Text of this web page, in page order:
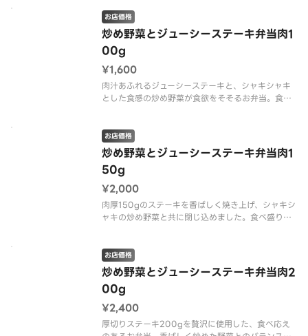
炒め野菜とジューシーステーキ弁当肉1
00g
お店価格
¥1,600
肉汁あふれるジューシーステーキと、シャキシャキ
とした食感の炒め野菜が食欲をそそるお弁当。食べ
炒め野菜とジューシーステーキ弁当肉1
50g
お店価格
¥2,000
肉厚150gのステーキを香ばしく焼き上げ、シャキシ
ャキの炒め野菜と共に閉じ込めました。食べ盛りの
炒め野菜とジューシーステーキ弁当肉2
00g
お店価格
¥2,400
厚切りステーキ200gを贅沢に使用した、食べ応え